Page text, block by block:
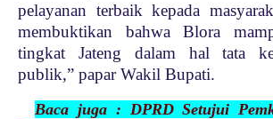
pelayanan terbaik kepada
membuktikan bahwa Blora
tingkat Jateng dalam hal tata
publik,” papar Wakil Bupati.
Baca juga : DPRD Setujui